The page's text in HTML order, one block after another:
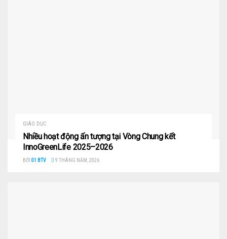
GIÁO DỤC
Nhiều hoạt động ấn tượng tại Vòng Chung kết
InnoGreenLife 2025–2026
BỞI 01 BTV 9 THÁNG NĂM, 2026